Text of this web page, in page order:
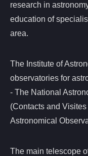
research in
education of
area.
The Institute of
observatories for
- The National
(Contacts and
Astronomical
The main telescope